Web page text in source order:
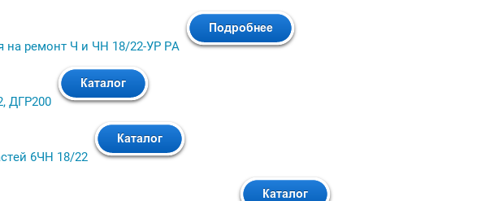
на ремонт Ч и ЧН 18/22-УР РА
ДГР200
6ЧН 18/22